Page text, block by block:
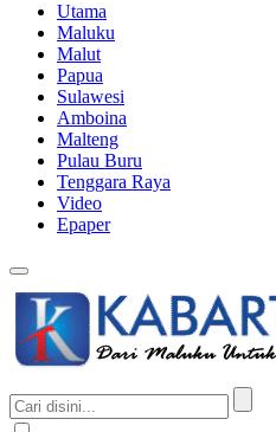
Utama
Maluku
Malut
Papua
Sulawesi
Amboina
Malteng
Pulau Buru
Tenggara Raya
Video
Epaper